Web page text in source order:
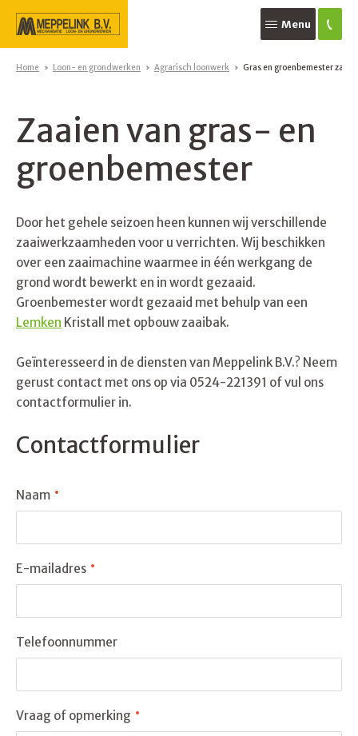
Menu
Home Loon- en grondwerken Agrarisch loonwerk Gras en groenbemester
Zaaien van gras- en
groenbemester
Door het gehele seizoen heen kunnen wij verschillende
zaaiwerkzaamheden voor u verrichten. Wij beschikken
over een zaaimachine waarmee in één werkgang de
grond wordt bewerkt en in wordt gezaaid.
Groenbemester wordt gezaaid met behulp van een
Lemken Kristall met opbouw zaaibak.
Geïnteresseerd in de diensten van Meppelink B.V.? Neem
gerust contact met ons op via 0524-221391 of vul ons
contactformulier in.
Contactformulier
Naam
E-mailadres
Telefoonnummer
Vraag of opmerking